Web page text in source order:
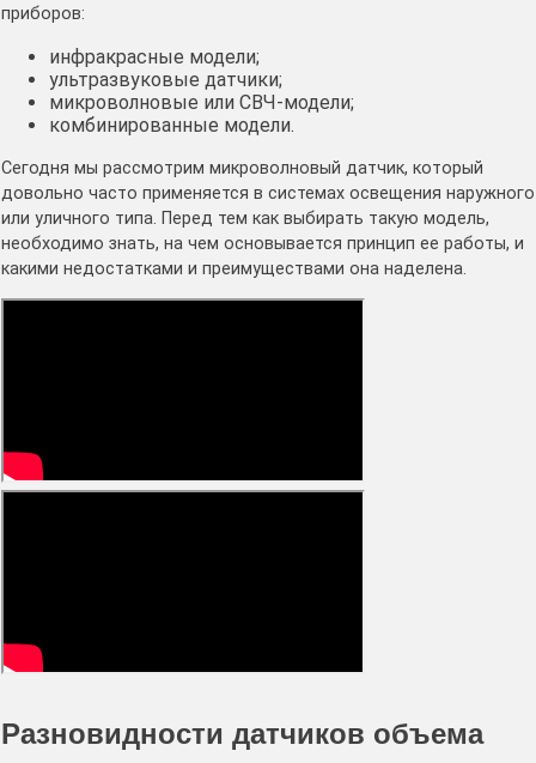
приборов:
инфракрасные модели;
ультразвуковые датчики;
микроволновые или СВЧ-модели;
комбинированные модели.
Сегодня мы рассмотрим микроволновый датчик, который
довольно часто применяется в системах освещения наружного
или уличного типа. Перед тем как выбирать такую модель,
необходимо знать, на чем основывается принцип ее работы, и
какими недостатками и преимуществами она наделена.
Разновидности датчиков объема